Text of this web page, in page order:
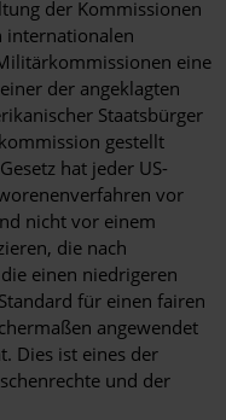
der Kommissionen
internationalen
eine
der angeklagten
Staatsbürger
gestellt
hat jeder US-
vor
nicht vor einem
die nach
einen niedrigeren
für einen fairen
angewendet
Dies ist eines der
und der